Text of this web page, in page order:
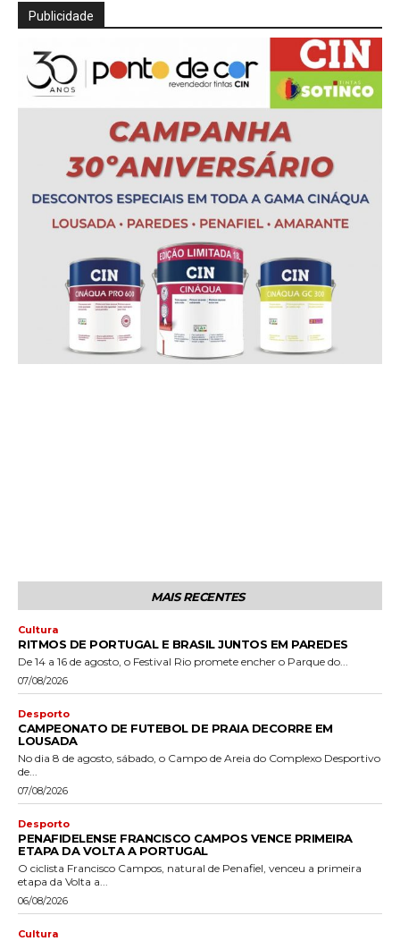
Publicidade
MAIS RECENTES
Cultura
RITMOS DE PORTUGAL E BRASIL JUNTOS EM PAREDES
De 14 a 16 de agosto, o Festival Rio promete encher o Parque do...
07/08/2026
Desporto
CAMPEONATO DE FUTEBOL DE PRAIA DECORRE EM
LOUSADA
No dia 8 de agosto, sábado, o Campo de Areia do Complexo Desportivo
de...
07/08/2026
Desporto
PENAFIDELENSE FRANCISCO CAMPOS VENCE PRIMEIRA
ETAPA DA VOLTA A PORTUGAL
O ciclista Francisco Campos, natural de Penafiel, venceu a primeira
etapa da Volta a...
06/08/2026
Cultura